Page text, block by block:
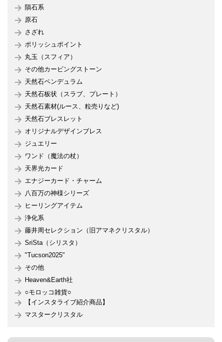
隕石系
原石
さざれ
ポリッシュポイント
丸玉（スフィア）
その他カービングストーン
天然石ペンデュラム
天然石板状（スラブ、プレート）
天然石素材(ルース、粒売りなど)
天然石ブレスレット
オリジナルデザインブレス
ジュエリー
ワンド（魔法の杖）
天界光カード
エナジーカード・チャーム
八百万の神様シリーズ
ヒーリングアイテム
浄化系
藤井周セレクション（旧アマネクリスタル）
SriSta（シリスタ）
"Tucson2025"
その他
Heaven&Earth社
○モロッコ雑貨○
【インスタライブ紹介商品】
マスタークリスタル